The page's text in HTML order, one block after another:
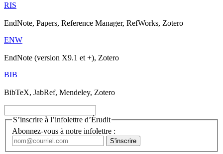
RIS
EndNote, Papers, Reference Manager, RefWorks, Zotero
ENW
EndNote (version X9.1 et +), Zotero
BIB
BibTeX, JabRef, Mendeley, Zotero
S’inscrire à l’infolettre d’Érudit
Abonnez-vous à notre infolettre :